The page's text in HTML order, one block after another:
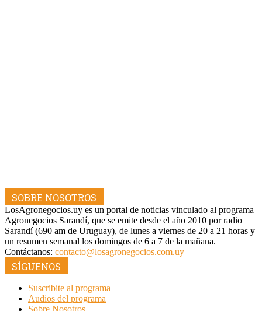
SOBRE NOSOTROS
LosAgronegocios.uy es un portal de noticias vinculado al programa
Agronegocios Sarandí, que se emite desde el año 2010 por radio
Sarandí (690 am de Uruguay), de lunes a viernes de 20 a 21 horas y
un resumen semanal los domingos de 6 a 7 de la mañana.
Contáctanos: contacto@losagronegocios.com.uy
SÍGUENOS
Suscribite al programa
Audios del programa